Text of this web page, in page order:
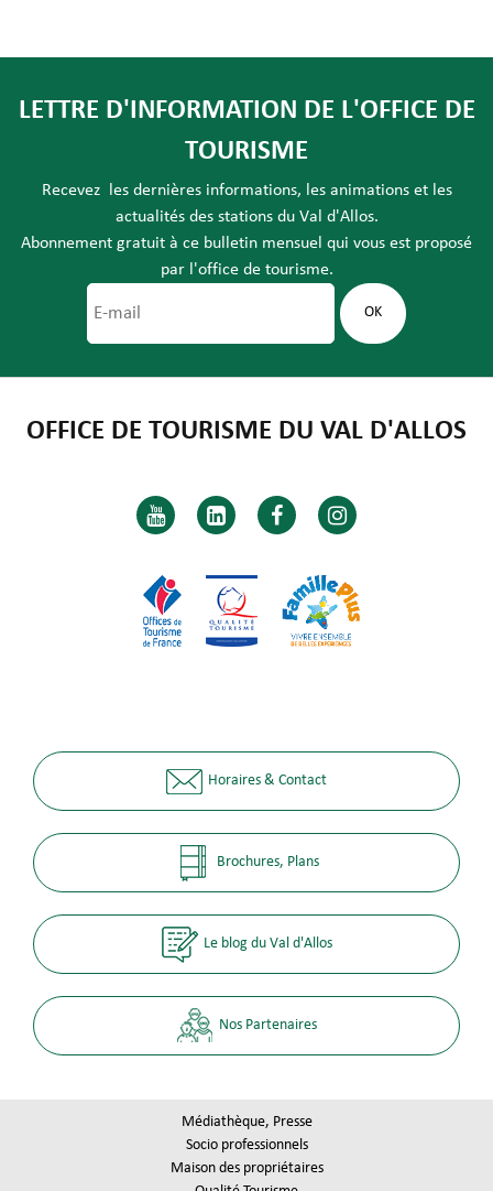
LETTRE D'INFORMATION DE L'OFFICE DE
TOURISME
Recevez les dernières informations, les animations et les
actualités des stations du Val d'Allos.
Abonnement gratuit à ce bulletin mensuel qui vous est proposé
par l'office de tourisme.
OFFICE DE TOURISME DU VAL D'ALLOS
Horaires & Contact
Brochures, Plans
Le blog du Val d'Allos
Nos Partenaires
Médiathèque, Presse
Socio professionnels
Maison des propriétaires